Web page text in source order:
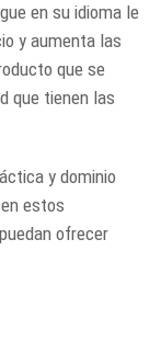
en su idioma le
y aumenta las
que se
que tienen las
y dominio
estos
ofrecer